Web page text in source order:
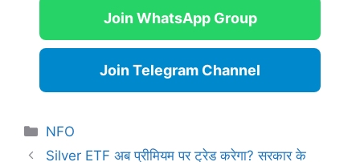
Join WhatsApp Group
Join Telegram Channel
Categories
NFO
Silver ETF अब प्रीमियम पर ट्रेड करेगा? सरकार के